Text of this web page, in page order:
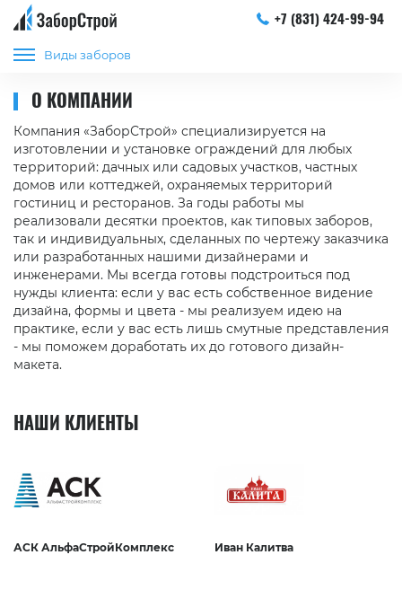
+7 (831) 424-99-94
Виды заборов
О КОМПАНИИ
Компания «ЗаборСтрой» специализируется на
изготовлении и установке ограждений для любых
территорий: дачных или садовых участков, частных
домов или коттеджей, охраняемых территорий
гостиниц и ресторанов. За годы работы мы
реализовали десятки проектов, как типовых заборов,
так и индивидуальных, сделанных по чертежу заказчика
или разработанных нашими дизайнерами и
инженерами. Мы всегда готовы подстроиться под
нужды клиента: если у вас есть собственное видение
дизайна, формы и цвета - мы реализуем идею на
практике, если у вас есть лишь смутные представления
- мы поможем доработать их до готового дизайн-
макета.
НАШИ КЛИЕНТЫ
АСК АльфаСтройКомплекс Иван Калитва